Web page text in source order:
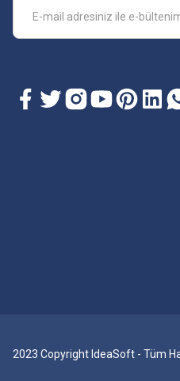
2023 Copyright IdeaSoft - Tüm